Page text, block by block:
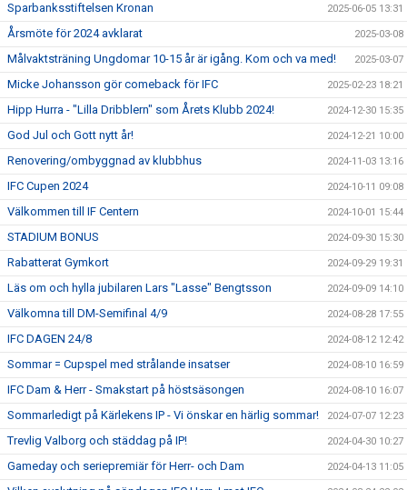
Sparbanksstiftelsen Kronan 2025-06-05 13:31
Årsmöte för 2024 avklarat 2025-03-08
Målvaktsträning Ungdomar 10-15 år är igång. Kom och va med! 2025-03-07
Micke Johansson gör comeback för IFC 2025-02-23 18:21
Hipp Hurra - "Lilla Dribblern" som Årets Klubb 2024! 2024-12-30 15:35
God Jul och Gott nytt år! 2024-12-21 10:00
Renovering/ombyggnad av klubbhus 2024-11-03 13:16
IFC Cupen 2024 2024-10-11 09:08
Välkommen till IF Centern 2024-10-01 15:44
STADIUM BONUS 2024-09-30 15:30
Rabatterat Gymkort 2024-09-29 19:31
Läs om och hylla jubilaren Lars "Lasse" Bengtsson 2024-09-09 14:10
Välkomna till DM-Semifinal 4/9 2024-08-28 17:55
IFC DAGEN 24/8 2024-08-12 12:42
Sommar = Cupspel med strålande insatser 2024-08-10 16:59
IFC Dam & Herr - Smakstart på höstsäsongen 2024-08-10 16:07
Sommarledigt på Kärlekens IP - Vi önskar en härlig sommar! 2024-07-07 12:23
Trevlig Valborg och städdag på IP! 2024-04-30 10:27
Gameday och seriepremiär för Herr- och Dam 2024-04-13 11:05